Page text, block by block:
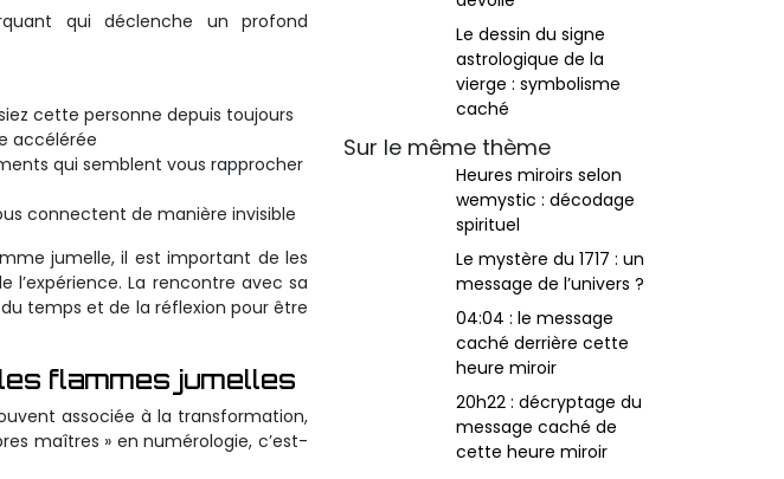
qui déclenche un profond
cette personne depuis toujours
accélérée
qui semblent vous rapprocher
connectent de manière invisible
jumelle, il est important de les
l’expérience. La rencontre avec sa
temps et de la réflexion pour être
flammes jumelles
associée à la transformation,
maîtres » en numérologie, c’est-
Le dessin du signe
astrologique de la
vierge : symbolisme
caché
Sur le même thème
Heures miroirs selon
wemystic : décodage
spirituel
Le mystère du 1717 : un
message de l’univers ?
04:04 : le message
caché derrière cette
heure miroir
20h22 : décryptage du
message caché de
cette heure miroir